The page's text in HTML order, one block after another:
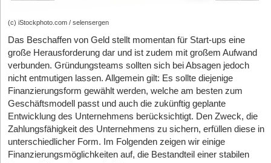
(c) iStockphoto.com / selensergen
Das Beschaffen von Geld stellt momentan für Start-ups eine
große Herausforderung dar und ist zudem mit großem Aufwand
verbunden. Gründungsteams sollten sich bei Absagen jedoch
nicht entmutigen lassen. Allgemein gilt: Es sollte diejenige
Finanzierungsform gewählt werden, welche am besten zum
Geschäftsmodell passt und auch die zukünftig geplante
Entwicklung des Unternehmens berücksichtigt. Den Zweck, die
Zahlungsfähigkeit des Unternehmens zu sichern, erfüllen diese in
unterschiedlicher Form. Im Folgenden zeigen wir einige
Finanzierungsmöglichkeiten auf, die Bestandteil einer stabilen